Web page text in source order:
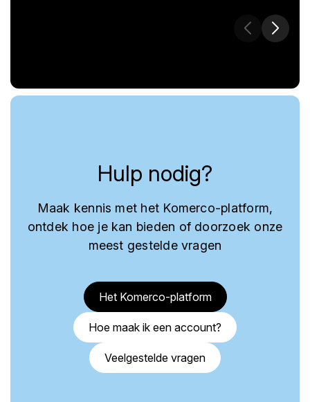
Hulp nodig?
Maak kennis met het Komerco-platform,
ontdek hoe je kan bieden of doorzoek onze
meest gestelde vragen
Het Komerco-platform
Hoe maak ik een account?
Veelgestelde vragen